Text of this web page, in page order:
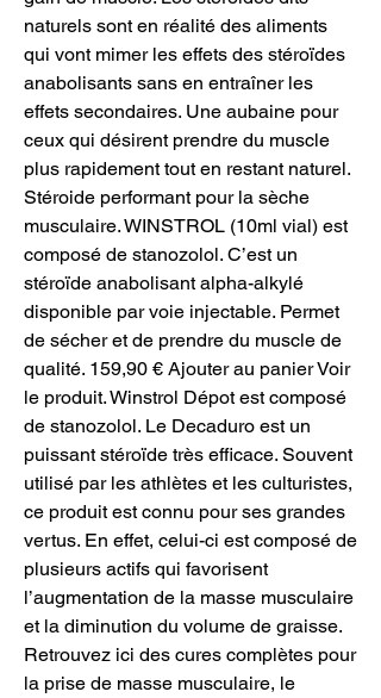
naturels sont en réalité des aliments
qui vont mimer les effets des stéroïdes
anabolisants sans en entraîner les
effets secondaires. Une aubaine pour
ceux qui désirent prendre du muscle
plus rapidement tout en restant naturel.
Stéroide performant pour la sèche
musculaire. WINSTROL (10ml vial) est
composé de stanozolol. C’est un
stéroïde anabolisant alpha-alkylé
disponible par voie injectable. Permet
de sécher et de prendre du muscle de
qualité. 159,90 € Ajouter au panier Voir
le produit. Winstrol Dépot est composé
de stanozolol. Le Decaduro est un
puissant stéroïde très efficace. Souvent
utilisé par les athlètes et les culturistes,
ce produit est connu pour ses grandes
vertus. En effet, celui-ci est composé de
plusieurs actifs qui favorisent
l’augmentation de la masse musculaire
et la diminution du volume de graisse.
Retrouvez ici des cures complètes pour
la prise de masse musculaire, le